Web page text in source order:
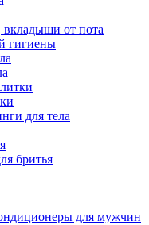
вкладыши от пота
гигиены
для тела
бритья
для мужчин